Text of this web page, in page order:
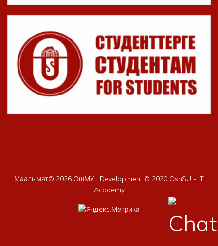
Маалымат© 2026 ОшМУ | Development © 2020 OshSU - IT
Academy